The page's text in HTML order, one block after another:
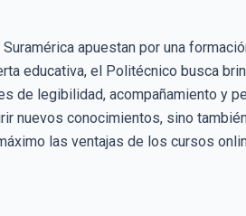
apuestan por una
educativa, el Politécnico busca
de legibilidad, acompañamiento y
nuevos conocimientos, sino
las ventajas de los cursos